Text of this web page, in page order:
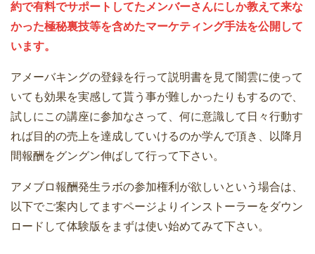
約で有料でサポートしてたメンバーさんにしか教えて来な
かった極秘裏技等を含めたマーケティング手法を公開して
います。
アメーバキングの登録を行って説明書を見て闇雲に使って
いても効果を実感して貰う事が難しかったりもするので、
試しにこの講座に参加なさって、何に意識して日々行動す
れば目的の売上を達成していけるのか学んで頂き、以降月
間報酬をグングン伸ばして行って下さい。
アメブロ報酬発生ラボの参加権利が欲しいという場合は、
以下でご案内してますページよりインストーラーをダウン
ロードして体験版をまずは使い始めてみて下さい。